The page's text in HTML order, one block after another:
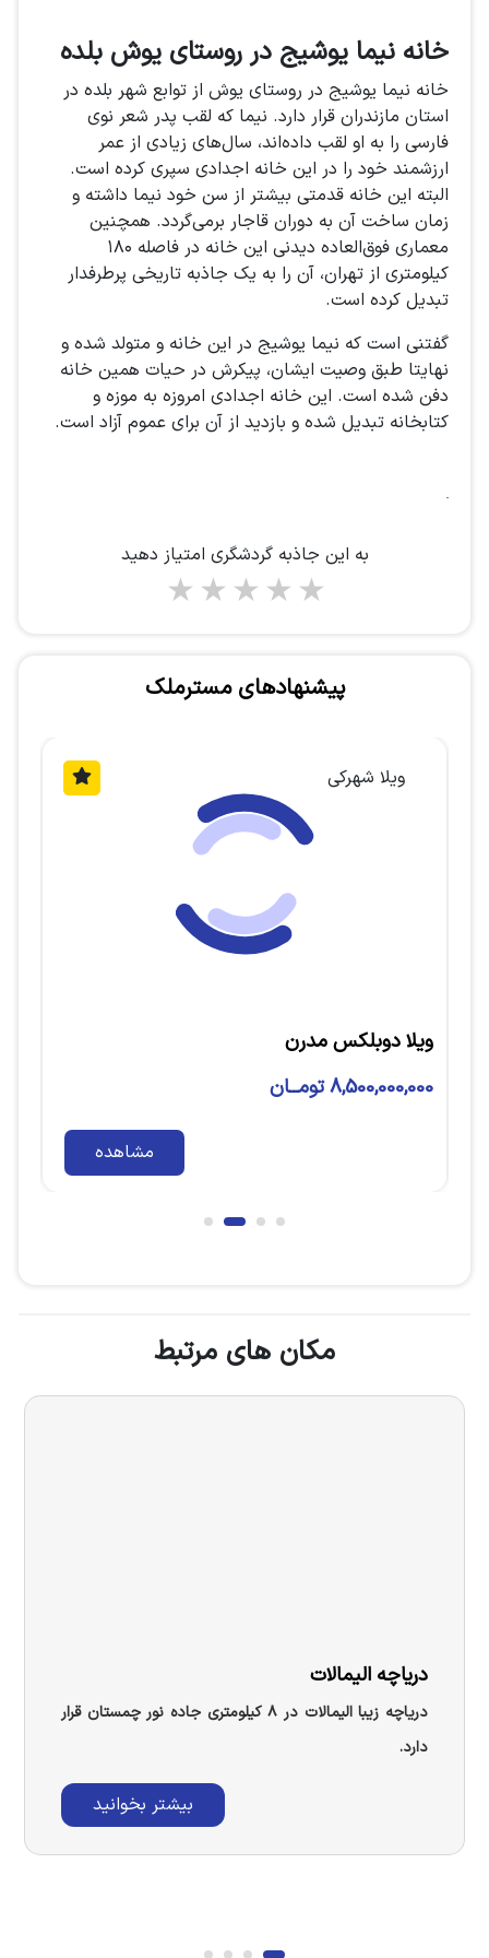
خانه نیما یوشیج در روستای یوش بلده
خانه نیما یوشیج در روستای یوش از توابع شهر بلده در
استان مازندران قرار دارد. نیما که لقب پدر شعر نوی
فارسی را به او لقب داده‌اند، سال‌های زیادی از عمر
ارزشمند خود را در این خانه اجدادی سپری کرده است.
البته این خانه قدمتی بیشتر از سن خود نیما داشته و
زمان ساخت آن به دوران قاجار برمی‌گردد. همچنین
معماری فوق‌العاده دیدنی این خانه در فاصله ۱۸۰
کیلومتری از تهران، آن را به یک جاذبه تاریخی پرطرفدار
تبدیل کرده است.
گفتنی است که نیما یوشیج در این خانه و متولد شده و
نهایتا طبق وصیت ایشان، پیکرش در حیات همین خانه
دفن شده است. این خانه اجدادی امروزه به موزه و
کتابخانه تبدیل شده و بازدید از آن برای عموم آزاد است.
به این جاذبه گردشگری امتیاز دهید
5 stars
4 stars
3 stars
2 stars
پیشنهادهای مسترملک
ویلا شهرکی
ویلا دوبلکس مدرن
8,500,000,000 تومــان
مشاهده
مکان های مرتبط
دریاچه الیمالات
دریاچه زیبا الیمالات در ۸ کیلومتری جاده نور چمستان قرار
دارد.
بیشتر بخوانید